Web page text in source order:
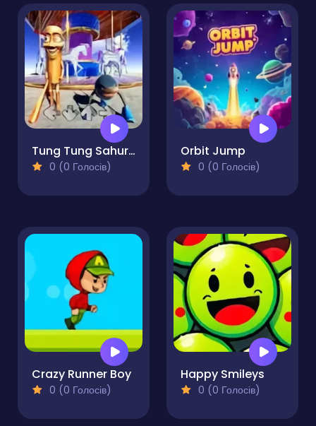
Tung Tung Sahur VS Tralalero Tralala FNF
0 (0 Голосів)
Orbit Jump
0 (0 Голосів)
Crazy Runner Boy
0 (0 Голосів)
Happy Smileys
0 (0 Голосів)